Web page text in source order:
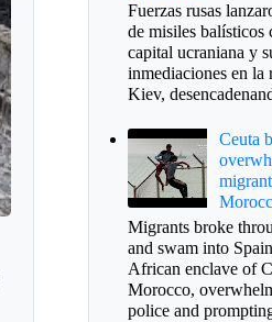
Fuerzas rusas
de misiles balísticos
capital ucraniana y
inmediaciones en la
Kiev,
Ceuta
Migrants broke
and swam into
African enclave of
Morocco,
police and